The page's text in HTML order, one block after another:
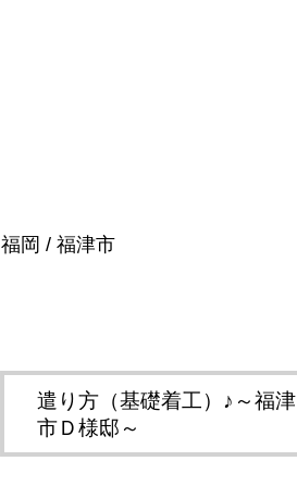
福岡 / 福津市
遣り方（基礎着工）♪～福津
市Ｄ様邸～